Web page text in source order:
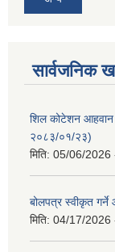
सार्वजनिक
शिल कोटेशन आहवान
२०८३/०१/२३)
मिति: 05/06/2026
बोलपत्र स्वीकृत
मिति: 04/17/2026